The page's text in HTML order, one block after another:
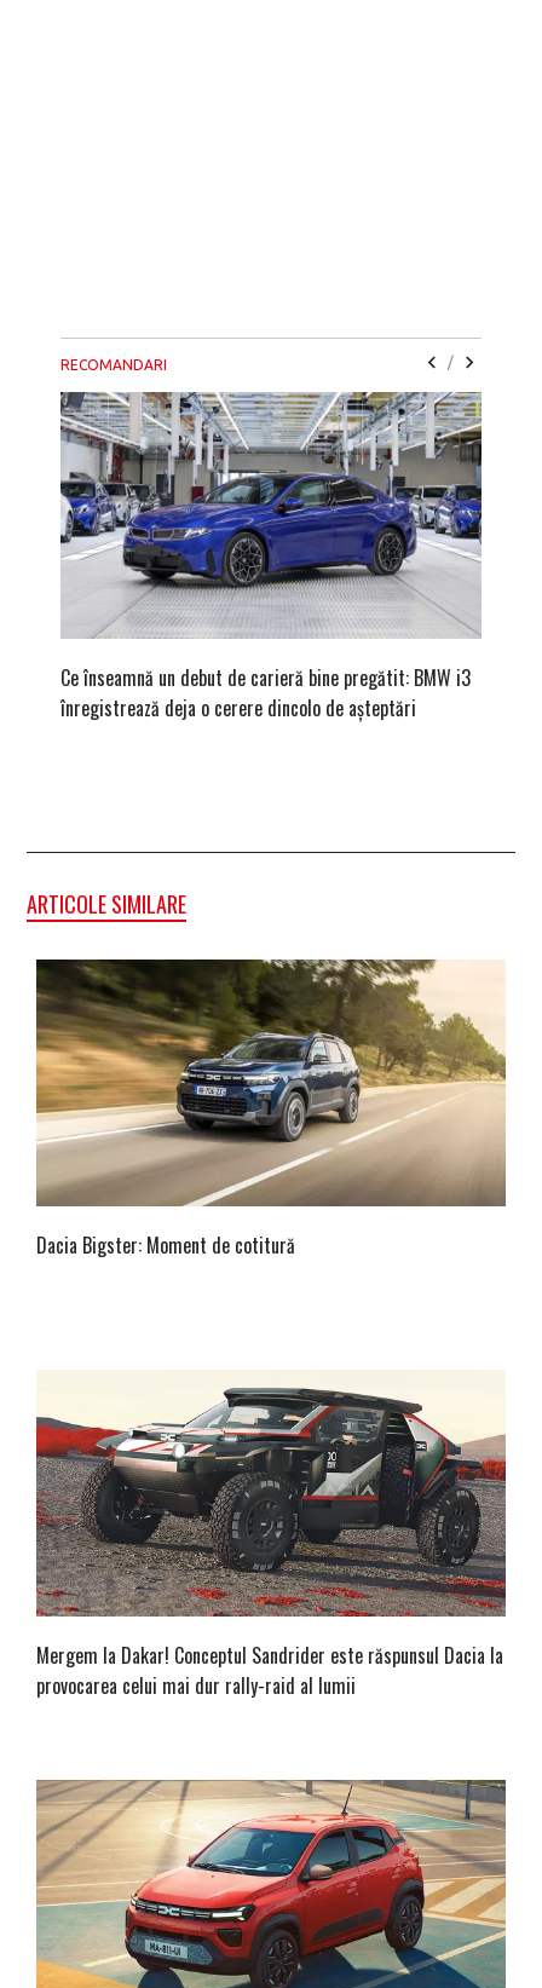
RECOMANDARI /
Ce înseamnă un debut de carieră bine pregătit: BMW i3
înregistrează deja o cerere dincolo de așteptări
ARTICOLE SIMILARE
Dacia Bigster: Moment de cotitură
Mergem la Dakar! Conceptul Sandrider este răspunsul Dacia la
provocarea celui mai dur rally-raid al lumii